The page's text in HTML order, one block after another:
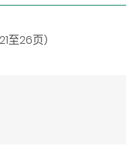
26页）